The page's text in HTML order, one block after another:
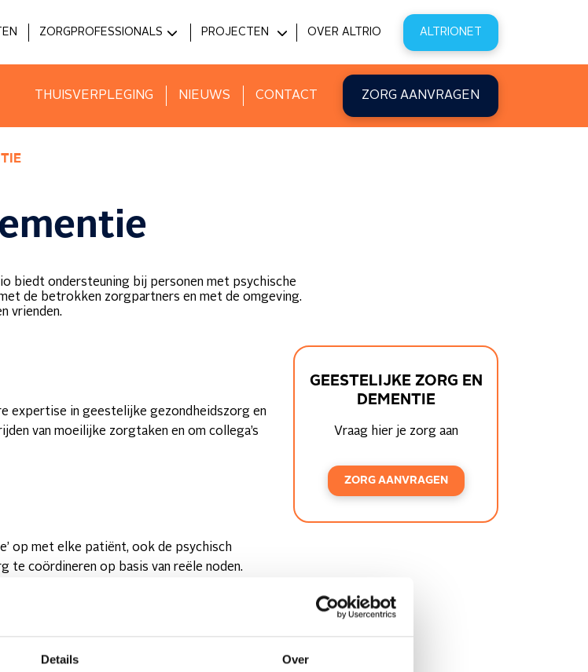
Details Over
ZORGPROFESSIONALS
MEDICI
ZIEKENHUIZEN
PROJECTEN
HOSPITAL@HOME
INNOVATIE
OVER ALTRIO ALTRIONET
THUISVERPLEGING NIEUWS CONTACT ZORG AANVRAGEN
biedt ondersteuning bij personen met psychische
de betrokken zorgpartners en met de omgeving.
vrienden.
expertise in geestelijke gezondheidszorg en
van moeilijke zorgtaken en om collega’s
op met elke patiënt, ook de psychisch
te coördineren op basis van reële noden.
zorgpartners
van medicatie – stimuleren
GEESTELIJKE ZORG EN
DEMENTIE
Vraag hier je zorg aan
ZORG AANVRAGEN